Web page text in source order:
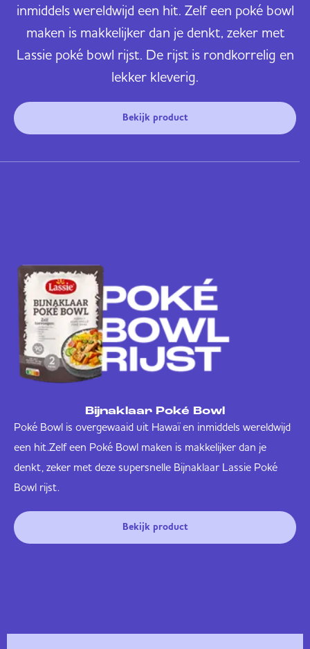
inmiddels wereldwijd een hit. Zelf een poké bowl
maken is makkelijker dan je denkt, zeker met
Lassie poké bowl rijst. De rijst is rondkorrelig en
lekker kleverig.
Bekijk product
Bijnaklaar Poké Bowl
Poké Bowl is overgewaaid uit Hawaï en inmiddels wereldwijd
een hit.Zelf een Poké Bowl maken is makkelijker dan je
denkt, zeker met deze supersnelle Bijnaklaar Lassie Poké
Bowl rijst.
Bekijk product